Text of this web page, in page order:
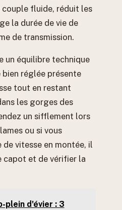
couple fluide, réduit les
la durée de vie de
de transmission.
un équilibre technique
bien réglée présente
tout en restant
les gorges des
un sifflement lors
ou si vous
vitesse en montée, il
capot et de vérifier la
plein d'évier : 3